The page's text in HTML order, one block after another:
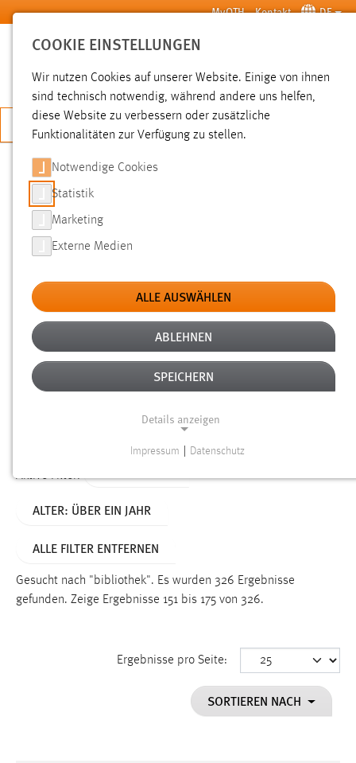
Zum Hauptinhalt springen MyOTH Kontakt DE
SUCHE
JETZT BEWERBEN
SUCHE
FILTER
Typ
Erstellungsdatum
Alter
Aktive Filter:
ALTER: ÜBER EIN JAHR
ALLE FILTER ENTFERNEN
Gesucht nach "bibliothek". Es wurden 326 Ergebnisse
gefunden. Zeige Ergebnisse 151 bis 175 von 326.
Ergebnisse pro Seite:
SORTIEREN NACH
COOKIE EINSTELLUNGEN
Wir nutzen Cookies auf unserer Website. Einige von ihnen
sind technisch notwendig, während andere uns helfen,
diese Website zu verbessern oder zusätzliche
Funktionalitäten zur Verfügung zu stellen.
Notwendige Cookies
Statistik
Marketing
Externe Medien
ALLE AUSWÄHLEN
ABLEHNEN
SPEICHERN
Details anzeigen
Funktionen und sind für die einwandfreie Funktion der
Name:
Dieser Cookie speichert die ausgewählten Einverständnis-
Impressum Datenschutz